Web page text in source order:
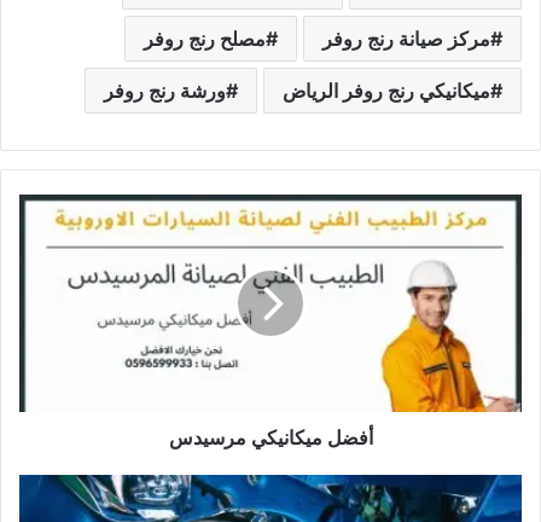
مركز صيانة رنج روفر مصلح رنج روفر
ميكانيكي رنج روفر الرياض ورشة رنج روفر
أفضل
ميكانيكي
أفضل ميكانيكي مرسيدس
نظام
الفرامل